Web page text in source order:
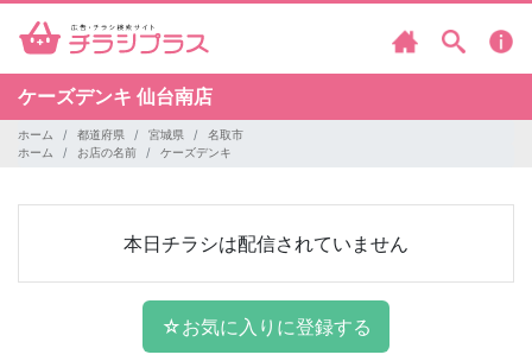
ケーズデンキ 仙台南店
ホーム 都道府県 宮城県
名取市
ホーム
お店の名前 ケーズデンキ
本日チラシは配信されていません